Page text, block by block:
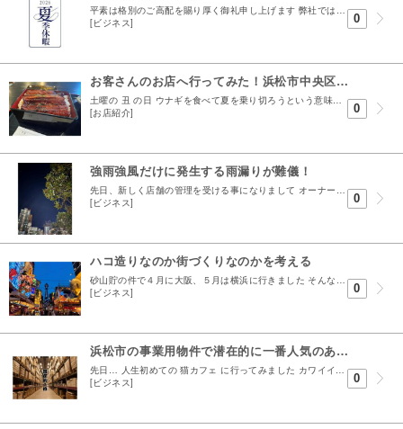
平素は格別のご高配を賜り厚く御礼申し上げます 弊社では誠に勝手ではございますが下記日程を夏季休業とさせていただきます 2026年8月9日から2026年8月14日 期間中頂きましたお問い合わせに...
[ビジネス]
0
お客さんのお店へ行ってみた！浜松市中央区高丘西3丁目にオープンした うなぎ架楽さんへ
土曜の 丑 の日 ウナギを食べて夏を乗り切ろうという意味で広く知られている丑の日。 かくいう私もウナギが好きなのでアチコチ食べに行くのですが どっかのお店だったかこの土用の丑の日について諸説あ...
[お店紹介]
0
強雨強風だけに発生する雨漏りが難儀！
先日、新しく店舗の管理を受ける事になりまして オーナーより素敵なファンレターを頂きました 励みになりますとはこの事か！ と思っていますが 一緒に送られてきたのが固定資産税の請求書ですから しっか...
[ビジネス]
0
ハコ造りなのか街づくりなのかを考える
砂山貯の件で４月に大阪、５月は横浜に行きました そんな中 最近思う事があります それは。 何故おじさんは手首に数珠を付けるのか という事です。 言うて僕もおじさんですが40以降になると手首の数珠...
[ビジネス]
0
浜松市の事業用物件で潜在的に一番人気のある物件とは？
先日… 人生初めての 猫カフェ に行ってみました カワイイとか癒しとか一旦置いておいて 問題は… 自身の猫アレルギーにあります カフェに入店した瞬間、精神と時の部屋に...
[ビジネス]
0